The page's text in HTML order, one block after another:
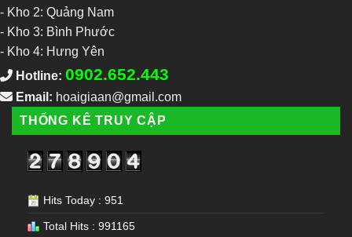
- Kho 2: Quảng Nam
- Kho 3: Bình Phước
- Kho 4: Hưng Yên
Hotline: 0902.652.443
Email: hoaigiaan@gmail.com
THỐNG KÊ TRUY CẬP
Hits Today : 951
Total Hits : 991165